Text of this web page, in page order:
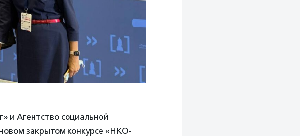
и Агентство социальной
закрытом конкурсе «НКО-